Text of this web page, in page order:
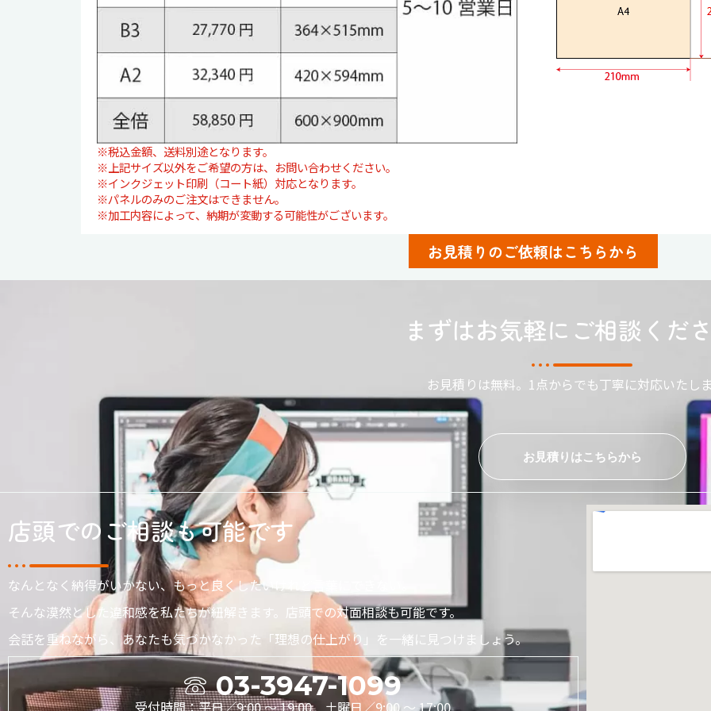
※税込金額、送料別途となります。
※上記サイズ以外をご希望の方は、お問い合わせください。
※インクジェット印刷（コート紙）対応となります。
※パネルのみのご注文はできません。
※加工内容によって、納期が変動する可能性がございます。
お見積りのご依頼はこちらから
まずはお気軽にご相談くだ
お見積りは無料。1点からでも丁寧に対応いたし
お見積りはこちらから
店頭でのご相談も可能です
なんとなく納得がいかない、もっと良くしたいけれど言葉にできない。
そんな漠然とした違和感を私たちが紐解きます。店頭での対面相談も可能です。
会話を重ねながら、あなたも気づかなかった「理想の仕上がり」を一緒に見つけましょう。
03-3947-1099
受付時間：平日／9:00 〜 19:00 土曜日／9:00 〜 17:00